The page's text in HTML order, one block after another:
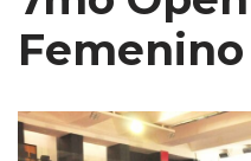
Femenino